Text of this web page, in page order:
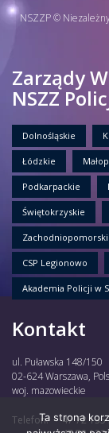
NSZZP ©
Zarządy
NSZZ
Dolnośląskie
Łódzkie
Podkarpackie
Świętokrzyskie
CSP Legionowo
Akademia Policji w
Kontakt
ul. Puławska 148/150
02-624 Warszawa,
woj. mazowieckie
Telefon:
47 72 135
Ta strona